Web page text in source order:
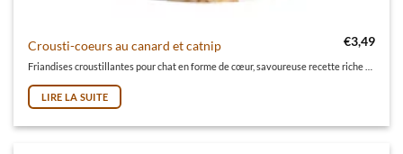
Crousti-coeurs au canard et catnip €3,49
LIRE LA SUITE